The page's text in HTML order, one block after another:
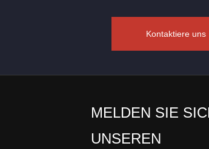
Kontaktiere uns
MELDEN SIE
UNSEREN